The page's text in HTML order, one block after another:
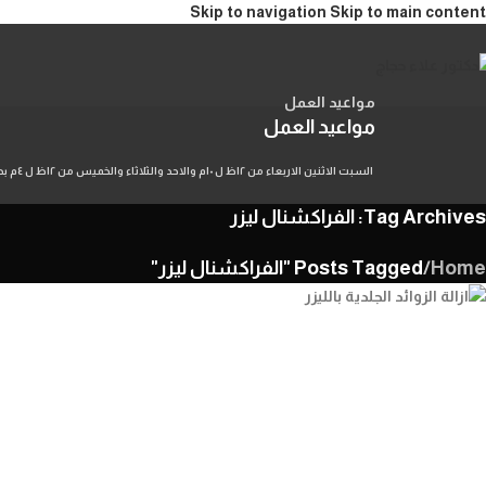
Skip to navigation Skip to main content
مواعيد العمل
مواعيد العمل
السبت الاثنين الاربعاء من ١٢ظ ل ١٠م والاحد والثلاثاء والخميس من ١٢ظ ل ٤م بحجز مسبق
Tag Archives: الفراكشنال ليزر
Home
/Posts Tagged "الفراكشنال ليزر"